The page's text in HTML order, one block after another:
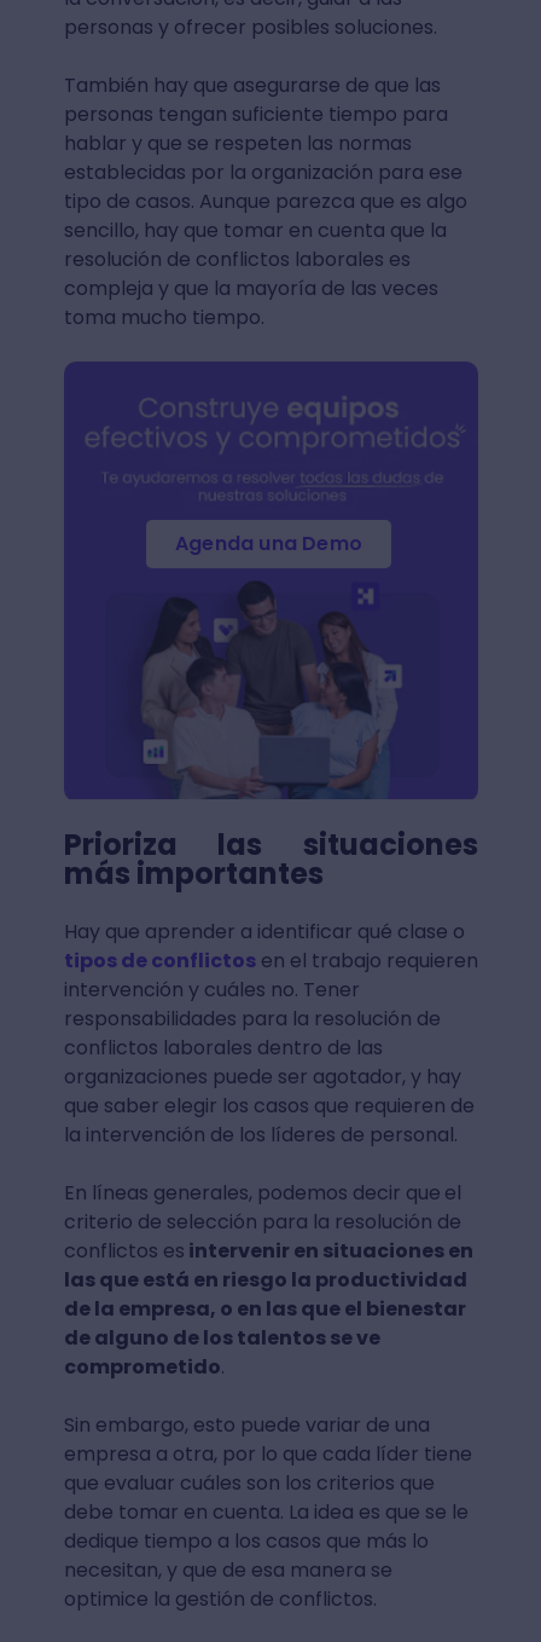
personas y ofrecer posibles soluciones.
También hay que asegurarse de que las
personas tengan suficiente tiempo para
hablar y que se respeten las normas
establecidas por la organización para ese
tipo de casos. Aunque parezca que es algo
sencillo, hay que tomar en cuenta que la
resolución de conflictos laborales es
compleja y que la mayoría de las veces
toma mucho tiempo.
Agenda una Demo
Prioriza las situaciones
más importantes
Hay que aprender a identificar qué clase o
tipos de conflictosen el trabajo requieren
intervención y cuáles no. Tener
responsabilidades para la resolución de
conflictos laborales dentro de las
organizaciones puede ser agotador, y hay
que saber elegir los casos que requieren de
la intervención de los líderes de personal.
En líneas generales, podemos decir que el
criterio de selección para la resolución de
conflictos es intervenir en situaciones en
las que está en riesgo la productividad
de la empresa, o en las que el bienestar
de alguno de los talentos se ve
comprometido.
Sin embargo, esto puede variar de una
empresa a otra, por lo que cada líder tiene
que evaluar cuáles son los criterios que
debe tomar en cuenta. La idea es que se le
dedique tiempo a los casos que más lo
necesitan, y que de esa manera se
optimice la gestión de conflictos.